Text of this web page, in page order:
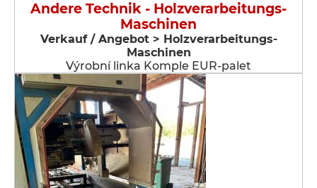
Andere Technik - Holzverarbeitungs-
Maschinen
Verkauf / Angebot > Holzverarbeitungs-
Maschinen
Výrobní linka Komple EUR-palet